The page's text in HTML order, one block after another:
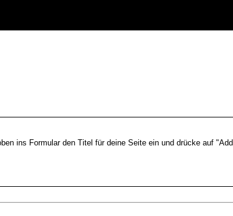
ins Formular den Titel für deine Seite ein und drücke auf "Add